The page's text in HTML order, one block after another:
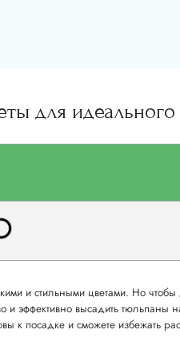
для идеального
и стильными цветами. Но чтобы
эффективно высадить тюльпаны
к посадке и сможете избежать